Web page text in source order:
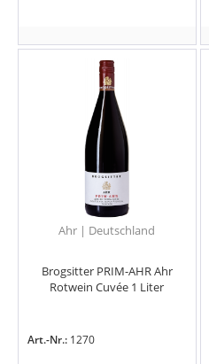
Ahr | Deutschland
Brogsitter PRIM-AHR Ahr
Rotwein Cuvée 1 Liter
Art.-Nr.: 1270